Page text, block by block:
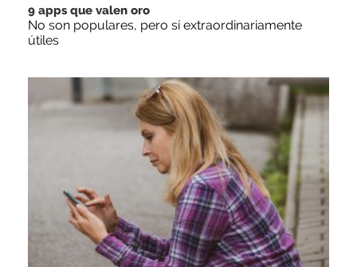
9 apps que valen oro
No son populares, pero sí extraordinariamente
útiles